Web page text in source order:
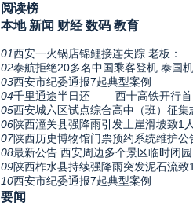
阅读榜
本地 新闻 财经 数码 教育
01西安一火锅店锦鲤接连失踪 老板：
02泰航拒绝20多名中国乘客登机 泰国
03西安市纪委通报7起典型案例
04千里通途半日还 ——西十高铁开行
05西安城六区试点综合高中（班）征集
06陕西潼关县强降雨引发土崖滑坡致1
07陕西历史博物馆门票预约系统维护公
08最新公告 西安周边多个景区临时闭园
09陕西柞水县持续强降雨突发泥石流致
10西安市纪委通报7起典型案例
要闻